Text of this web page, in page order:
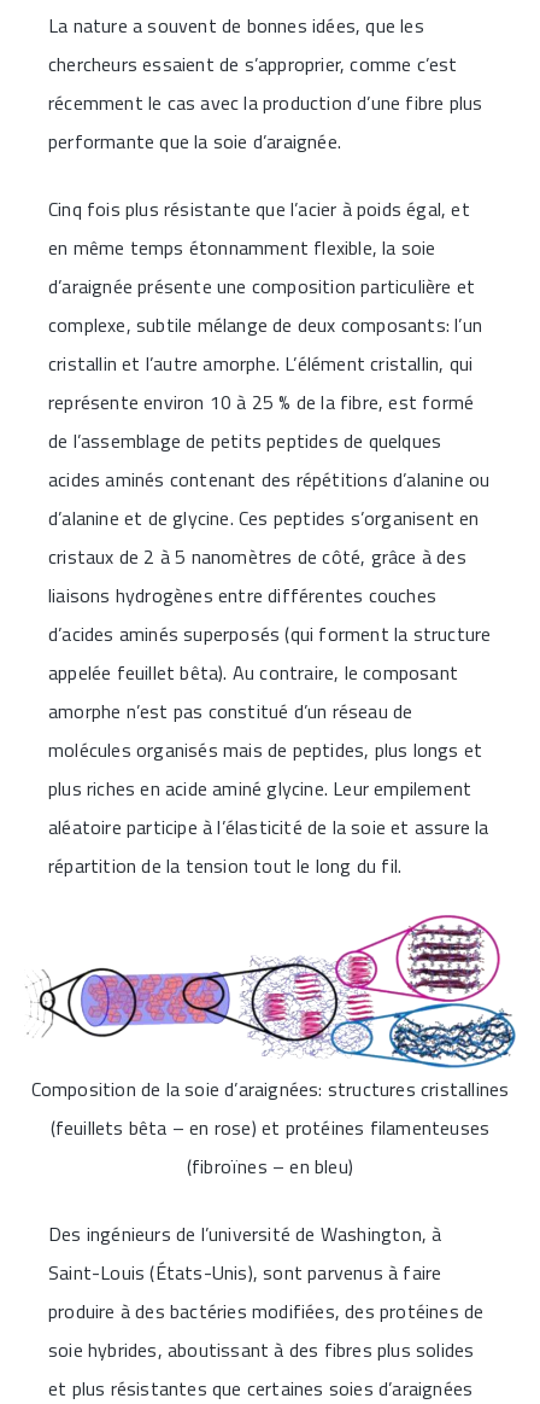
La nature a souvent de bonnes idées, que les
chercheurs essaient de s’approprier, comme c’est
récemment le cas avec la production d’une fibre plus
performante que la soie d’araignée.
Cinq fois plus résistante que l’acier à poids égal, et
en même temps étonnamment flexible, la soie
d’araignée présente une composition particulière et
complexe, subtile mélange de deux composants: l’un
cristallin et l’autre amorphe. L’élément cristallin, qui
représente environ 10 à 25 % de la fibre, est formé
de l’assemblage de petits peptides de quelques
acides aminés contenant des répétitions d’alanine ou
d’alanine et de glycine. Ces peptides s’organisent en
cristaux de 2 à 5 nanomètres de côté, grâce à des
liaisons hydrogènes entre différentes couches
d’acides aminés superposés (qui forment la structure
appelée feuillet bêta). Au contraire, le composant
amorphe n’est pas constitué d’un réseau de
molécules organisés mais de peptides, plus longs et
plus riches en acide aminé glycine. Leur empilement
aléatoire participe à l’élasticité de la soie et assure la
répartition de la tension tout le long du fil.
Composition de la soie d’araignées: structures cristallines
(feuillets bêta – en rose) et protéines filamenteuses
(fibroïnes – en bleu)
Des ingénieurs de l’université de Washington, à
Saint-Louis (États-Unis), sont parvenus à faire
produire à des bactéries modifiées, des protéines de
soie hybrides, aboutissant à des fibres plus solides
et plus résistantes que certaines soies d’araignées